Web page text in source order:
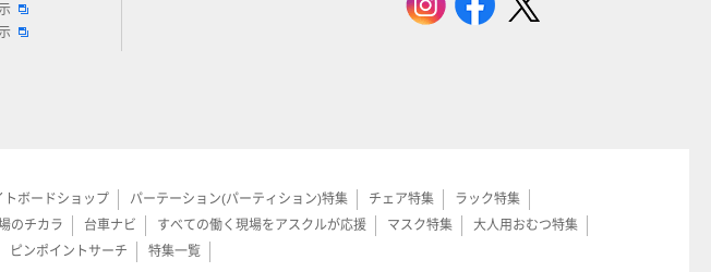
トボードショップ パーテーション(パーティション)特集 チェア特集
ラック特集
のチカラ 台車ナビ すべての働く現場をアスクルが応援 マスク特集
大人用おむつ特集
ピンポイントサーチ 特集一覧